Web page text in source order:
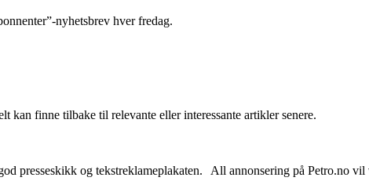
nyhetsbrev hver fredag.
kan finne tilbake til relevante eller interessante artikler senere.
presseskikk og tekstreklameplakaten. All annonsering på Petro.no